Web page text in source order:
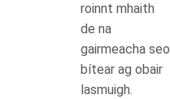
roinnt mhaith
de na
gairmeacha seo
bítear ag obair
lasmuigh.